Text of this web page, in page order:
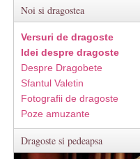
Noi si dragostea
Versuri de dragoste
Idei despre dragoste
Despre Dragobete
Sfantul Valetin
Fotografii de dragoste
Poze amuzante
Dragoste si pedeapsa